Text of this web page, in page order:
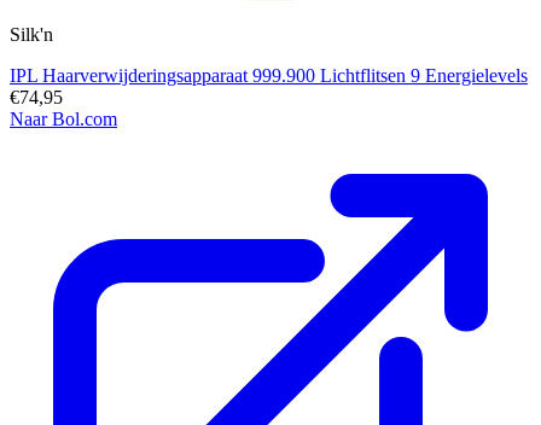
Silk'n
IPL Haarverwijderingsapparaat 999.900 Lichtflitsen 9 Energielevels
€74,95
Naar Bol.com